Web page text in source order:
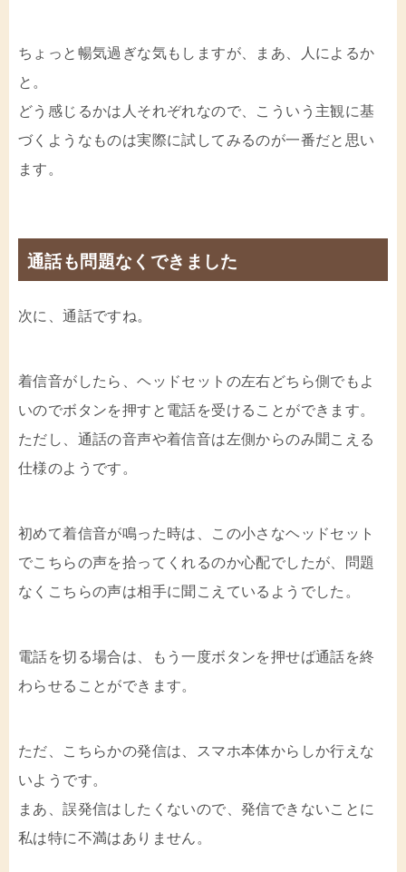
ちょっと暢気過ぎな気もしますが、まあ、人によるか
と。
どう感じるかは人それぞれなので、こういう主観に基
づくようなものは実際に試してみるのが一番だと思い
ます。
通話も問題なくできました
次に、通話ですね。
着信音がしたら、ヘッドセットの左右どちら側でもよ
いのでボタンを押すと電話を受けることができます。
ただし、通話の音声や着信音は左側からのみ聞こえる
仕様のようです。
初めて着信音が鳴った時は、この小さなヘッドセット
でこちらの声を拾ってくれるのか心配でしたが、問題
なくこちらの声は相手に聞こえているようでした。
電話を切る場合は、もう一度ボタンを押せば通話を終
わらせることができます。
ただ、こちらかの発信は、スマホ本体からしか行えな
いようです。
まあ、誤発信はしたくないので、発信できないことに
私は特に不満はありません。